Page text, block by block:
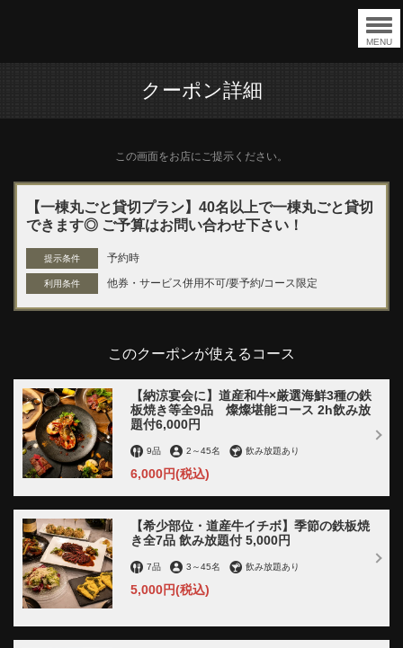
MENU
クーポン詳細
この画面をお店にご提示ください。
【一棟丸ごと貸切プラン】40名以上で一棟丸ごと貸切
できます◎ ご予算はお問い合わせ下さい！
提示条件 予約時
利用条件 他券・サービス併用不可/要予約/コース限定
このクーポンが使えるコース
【納涼宴会に】道産和牛×厳選海鮮3種の鉄
板焼き等全9品 燦燦堪能コース 2h飲み放
題付6,000円
9品 2 ～45名 飲み放題あり
6,000円(税込)
【希少部位・道産牛イチボ】季節の鉄板焼
き全7品 飲み放題付 5,000円
7品 3 ～45名 飲み放題あり
5,000円(税込)